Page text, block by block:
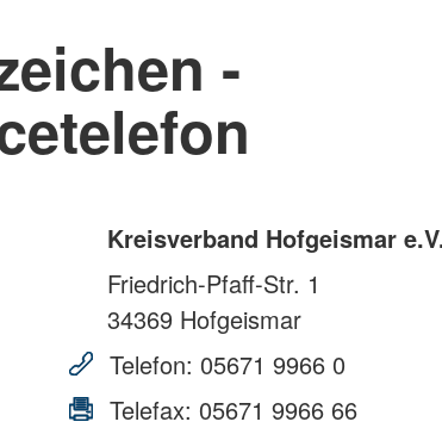
-
Kreisverband Hofgeismar
Friedrich-Pfaff-Str. 1
34369 Hofgeismar
Telefon: 05671 9966 0
Telefax: 05671 9966 66